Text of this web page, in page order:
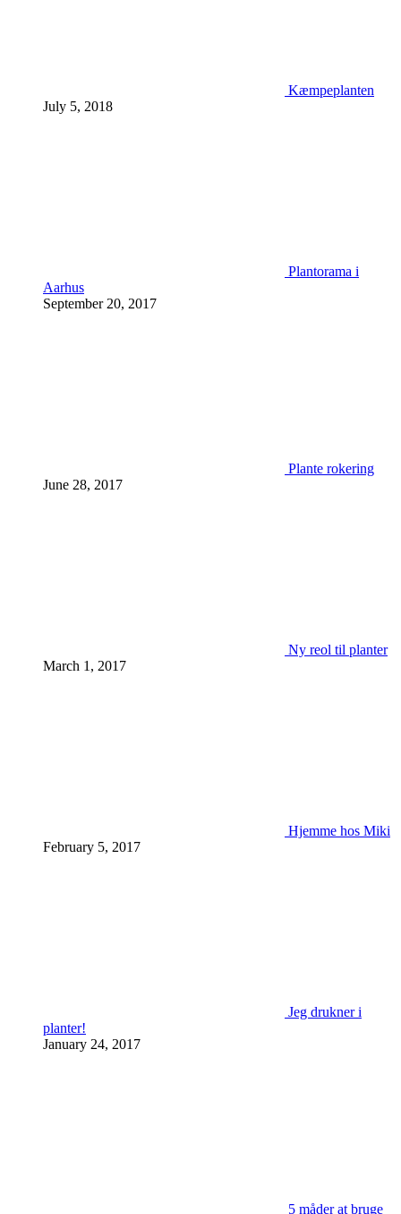
Kæmpeplanten
July 5, 2018
Plantorama i
Aarhus
September 20, 2017
Plante rokering
June 28, 2017
Ny reol til planter
March 1, 2017
Hjemme hos Miki
February 5, 2017
Jeg drukner i
planter!
January 24, 2017
5 måder at bruge